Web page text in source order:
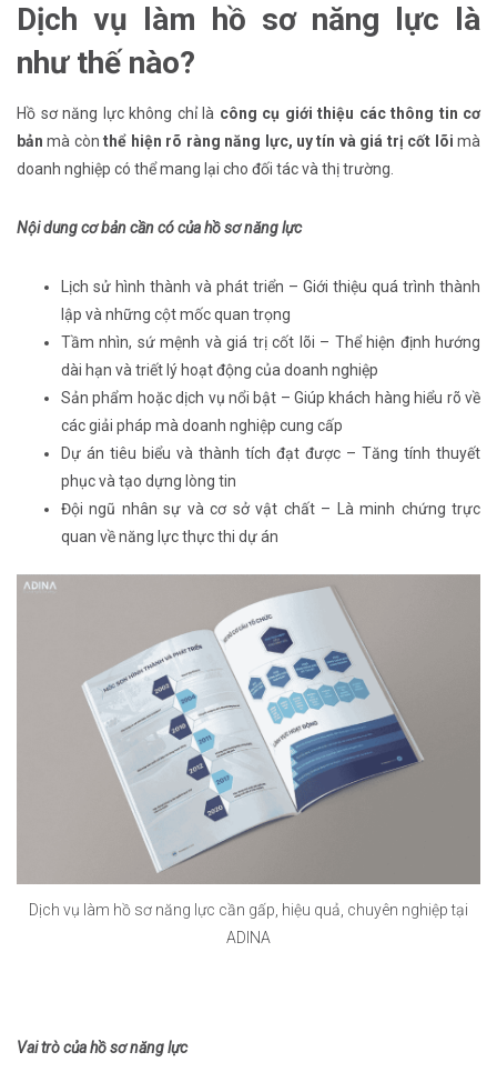
Dịch vụ làm hồ sơ năng lực là
như thế nào?
Hồ sơ năng lực không chỉ là công cụ giới thiệu các thông tin cơ
bản mà cònthể hiện rõ ràng năng lực, uy tín và giá trị cốt lõi mà
doanh nghiệp có thể mang lại cho đối tác và thị trường.
Nội dung cơ bản cần có của hồ sơ năng lực
Lịch sử hình thành và phát triển – Giới thiệu quá trình thành
lập và những cột mốc quan trọng
Tầm nhìn, sứ mệnh và giá trị cốt lõi – Thể hiện định hướng
dài hạn và triết lý hoạt động của doanh nghiệp
Sản phẩm hoặc dịch vụ nổi bật – Giúp khách hàng hiểu rõ về
các giải pháp mà doanh nghiệp cung cấp
Dự án tiêu biểu và thành tích đạt được – Tăng tính thuyết
phục và tạo dựng lòng tin
Đội ngũ nhân sự và cơ sở vật chất – Là minh chứng trực
quan về năng lực thực thi dự án
Dịch vụ làm hồ sơ năng lực cần gấp, hiệu quả, chuyên nghiệp tại
ADINA
Vai trò của hồ sơ năng lực